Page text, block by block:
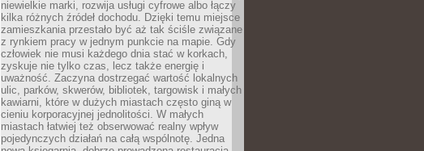
niewielkie marki, rozwija usługi cyfrowe albo łączy
kilka różnych źródeł dochodu. Dzięki temu miejsce
zamieszkania przestało być aż tak ściśle związane
z rynkiem pracy w jednym punkcie na mapie. Gdy
człowiek nie musi każdego dnia stać w korkach,
zyskuje nie tylko czas, lecz także energię i
uważność. Zaczyna dostrzegać wartość lokalnych
ulic, parków, skwerów, bibliotek, targowisk i małych
kawiarni, które w dużych miastach często giną w
cieniu korporacyjnej jednolitości. W małych
miastach łatwiej też obserwować realny wpływ
pojedynczych działań na całą wspólnotę. Jedna